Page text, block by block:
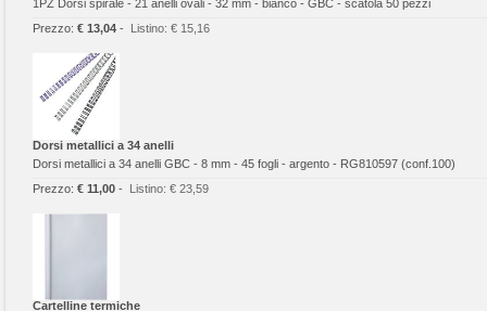
1PZ Dorsi spirale - 21 anelli ovali - 32 mm - bianco - GBC - scatola 50 pezzi
Prezzo: € 13,04 - Listino: € 15,16
Dorsi metallici a 34 anelli
Dorsi metallici a 34 anelli GBC - 8 mm - 45 fogli - argento - RG810597 (conf.100)
Prezzo: € 11,00 - Listino: € 23,59
Cartelline termiche